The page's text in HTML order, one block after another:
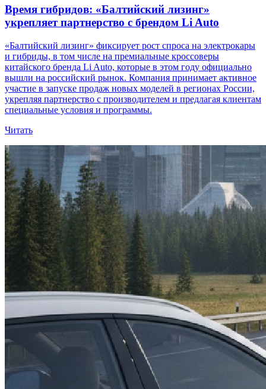
Время гибридов: «Балтийский лизинг»
укрепляет партнерство с брендом Li Auto
«Балтийский лизинг» фиксирует рост спроса на электрокары
и гибриды, в том числе на премиальные кроссоверы
китайского бренда Li Auto, которые в этом году официально
вышли на российский рынок. Компания принимает активное
участие в запуске продаж новых моделей в регионах России,
укрепляя партнерство с производителем и предлагая клиентам
специальные условия и программы.
Читать